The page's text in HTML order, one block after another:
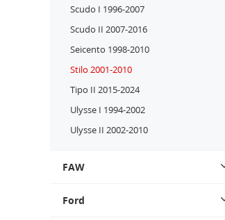
Scudo I 1996-2007
Scudo II 2007-2016
Seicento 1998-2010
Stilo 2001-2010
Tipo II 2015-2024
Ulysse I 1994-2002
Ulysse II 2002-2010
FAW
Ford